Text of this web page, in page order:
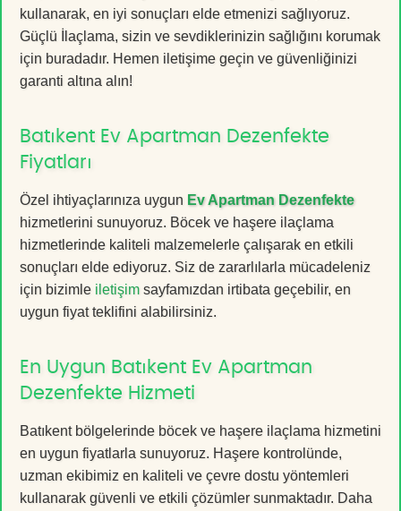
kullanarak, en iyi sonuçları elde etmenizi sağlıyoruz.
Güçlü İlaçlama, sizin ve sevdiklerinizin sağlığını korumak
için buradadır. Hemen iletişime geçin ve güvenliğinizi
garanti altına alın!
Batıkent Ev Apartman Dezenfekte
Fiyatları
Özel ihtiyaçlarınıza uygun Ev Apartman Dezenfekte
hizmetlerini sunuyoruz. Böcek ve haşere ilaçlama
hizmetlerinde kaliteli malzemelerle çalışarak en etkili
sonuçları elde ediyoruz. Siz de zararlılarla mücadeleniz
için bizimle iletişim sayfamızdan irtibata geçebilir, en
uygun fiyat teklifini alabilirsiniz.
En Uygun Batıkent Ev Apartman
Dezenfekte Hizmeti
Batıkent bölgelerinde böcek ve haşere ilaçlama hizmetini
en uygun fiyatlarla sunuyoruz. Haşere kontrolünde,
uzman ekibimiz en kaliteli ve çevre dostu yöntemleri
kullanarak güvenli ve etkili çözümler sunmaktadır. Daha